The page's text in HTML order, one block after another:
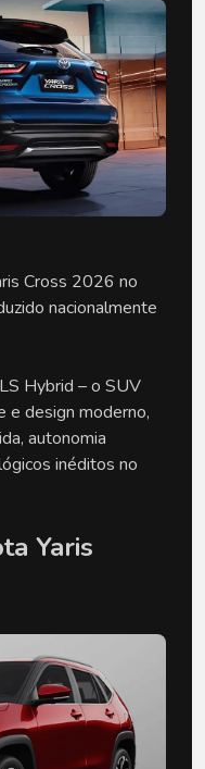
Cross 2026 no
nacionalmente
Hybrid – o SUV
e design moderno,
autonomia
inéditos no
Yaris